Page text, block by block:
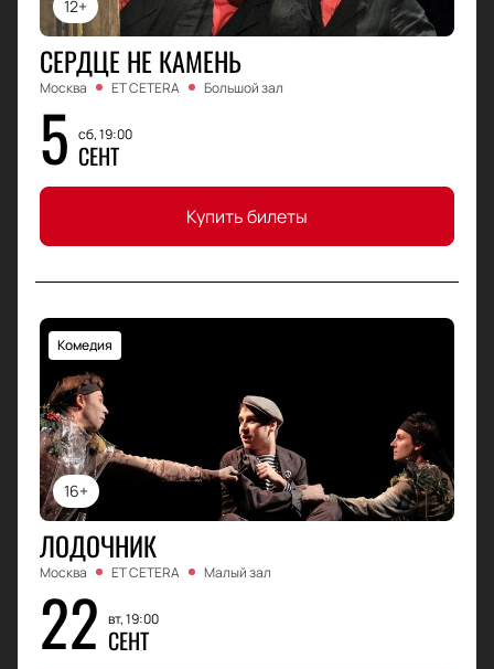
12+
СЕРДЦЕ НЕ КАМЕНЬ
Москва ET CETERA Большой зал
5 сб, 19:00
СЕНТ
Купить билеты
16+
Комедия
ЛОДОЧНИК
Москва ET CETERA Малый зал
22 вт, 19:00
СЕНТ